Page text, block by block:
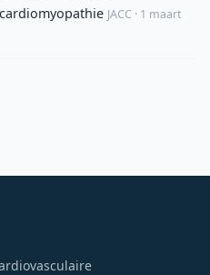
JACC · 1 maart